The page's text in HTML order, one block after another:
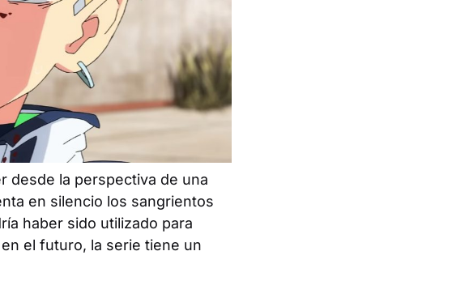
desde la perspectiva de una
en silencio los sangrientos
haber sido utilizado para
el futuro, la serie tiene un